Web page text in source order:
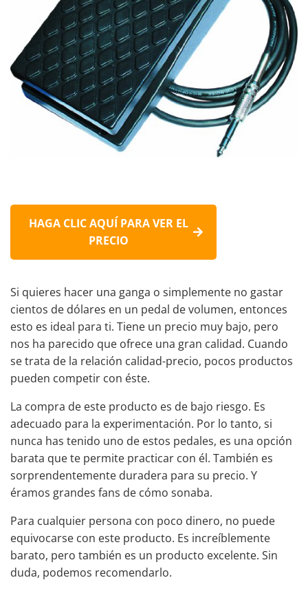
HAGA CLIC AQUÍ PARA VER EL
PRECIO
Si quieres hacer una ganga o simplemente no gastar
cientos de dólares en un pedal de volumen, entonces
esto es ideal para ti. Tiene un precio muy bajo, pero
nos ha parecido que ofrece una gran calidad. Cuando
se trata de la relación calidad-precio, pocos productos
pueden competir con éste.
La compra de este producto es de bajo riesgo. Es
adecuado para la experimentación. Por lo tanto, si
nunca has tenido uno de estos pedales, es una opción
barata que te permite practicar con él. También es
sorprendentemente duradera para su precio. Y
éramos grandes fans de cómo sonaba.
Para cualquier persona con poco dinero, no puede
equivocarse con este producto. Es increíblemente
barato, pero también es un producto excelente. Sin
duda, podemos recomendarlo.